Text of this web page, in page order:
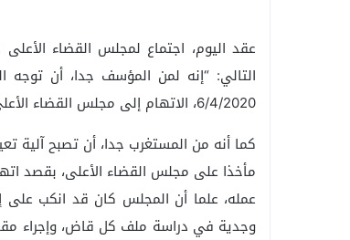
عقد اليوم، اجتماع لمجلس القضاء الأعلى
التالي: “إنه لمن المؤسف جدا، أن توجه
6/4/2020، الاتهام إلى مجلس القضاء الأعلى بالمحاصصة والتسييس وإجراء التسويات وتدوير الزوايا.
كما أنه من المستغرب جدا، أن تصبح آلية
مأخذا على مجلس القضاء الأعلى، بقصد
عمله، علما أن المجلس كان قد انكب على
وجدية في دراسة ملف كل قاض، وإجراء